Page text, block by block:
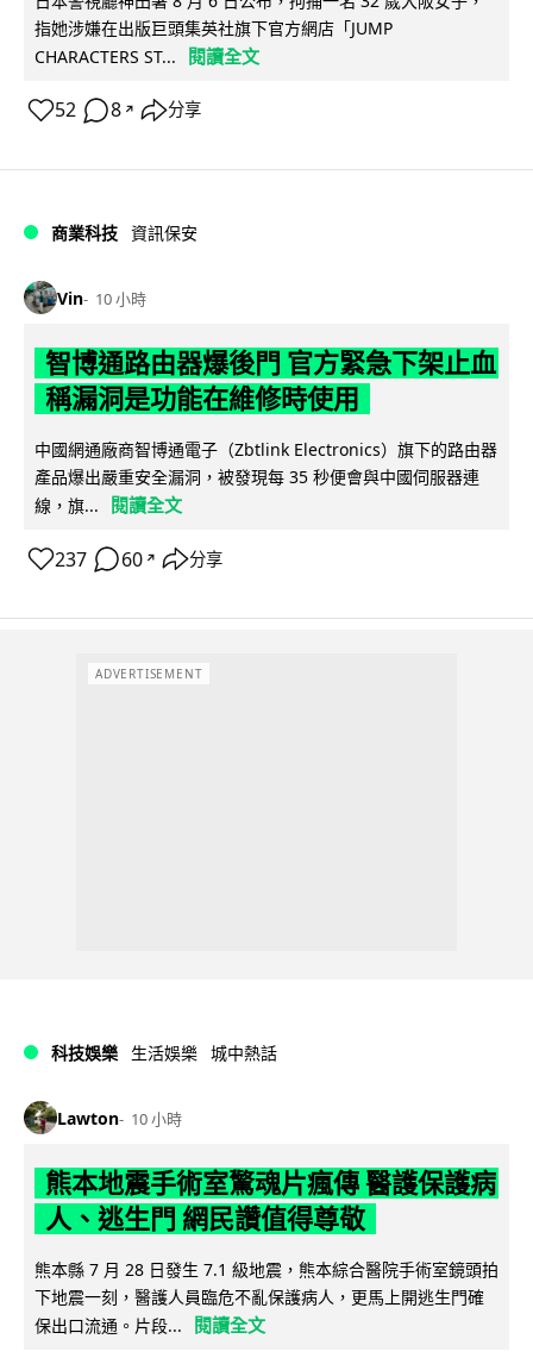
指她涉嫌在出版巨頭集英社旗下官方網店「JUMP
CHARACTERS ST...
閱讀全文
52 8 ↗ 分享
商業科技 資訊保安
Vin 10 小時
智博通路由器爆後門 官方緊急下架止血
稱漏洞是功能在維修時使用
中國網通廠商智博通電子（Zbtlink Electronics）旗下的路由器
產品爆出嚴重安全漏洞，被發現每 35 秒便會與中國伺服器連
線，旗...
閱讀全文
237 60 ↗ 分享
ADVERTISEMENT
科技娛樂 生活娛樂 城中熱話
Lawton 10 小時
熊本地震手術室驚魂片瘋傳 醫護保護病
人、逃生門 網民讚值得尊敬
熊本縣 7 月 28 日發生 7.1 級地震，熊本綜合醫院手術室鏡頭拍
下地震一刻，醫護人員臨危不亂保護病人，更馬上開逃生門確
保出口流通。片段...
閱讀全文